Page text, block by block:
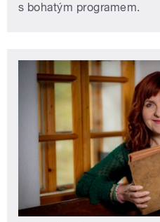
s bohatým programem.